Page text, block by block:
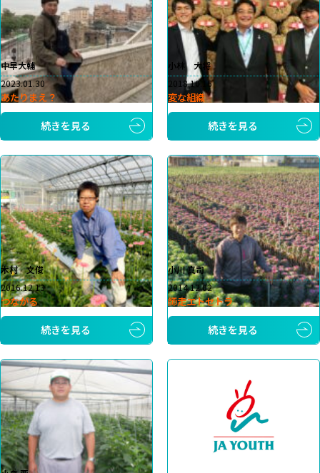
中早大輔
2023.01.30
あたりまえ？
続きを見る
小林 大将
2018.10.16
変な組織
続きを見る
木村 文俊
2016.12.13
つながる
続きを見る
小川 真司
2014.12.02
師走エトセトラ
続きを見る